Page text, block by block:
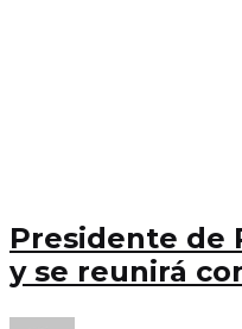
Presidente de
y se reunirá